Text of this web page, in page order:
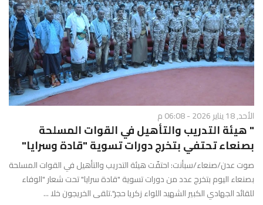
الأحد, 18 يناير 2026 - 06:08 م
" هيئة التدريب والتأهيل في القوات المسلحة
بصنعاء تحتفي بتخرج دورات تسوية "قادة وسرايا"
صوت عدن/صنعاء/سبأنت: احتفّت هيئة التدريب والتأهيل في القوات المسلحة
بصنعاء اليوم بتخرج عدد من دورات تسوية "قادة سرايا" تحت شعار "الوفاء
للقائد الجهادي الكبير الشهيد اللواء زكريا حجر".تلقى الخريجون خلا ...